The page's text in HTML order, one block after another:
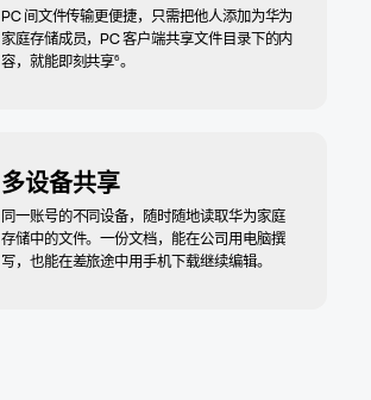
PC 间文件传输更便捷，只需把他人添加为华为
家庭存储成员，PC 客户端共享文件目录下的内
容，就能即刻共⁠享6。
多设备共享
同一账号的不同设备，随时随地读取华为家庭
存储中的文件。一份文档，能在公司用电脑撰
写，也能在差旅途中用手机下载继续编⁠辑。